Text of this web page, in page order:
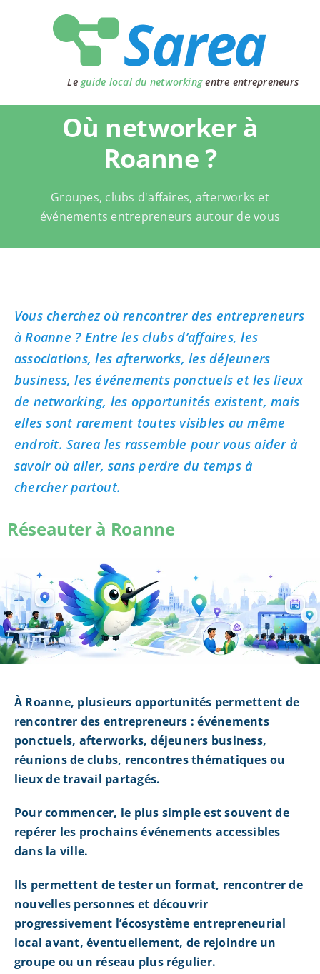
Le guide local du networkingentre entrepreneurs
Où networker à
Roanne ?
Groupes, clubs d'affaires, afterworks et
événements entrepreneurs autour de vous
Vous cherchez où rencontrer des entrepreneurs
à Roanne ? Entre les clubs d’affaires, les
associations, les afterworks, les déjeuners
business, les événements ponctuels et les lieux
de networking, les opportunités existent, mais
elles sont rarement toutes visibles au même
endroit. Sarea les rassemble pour vous aider à
savoir où aller, sans perdre du temps à
chercher partout.
Réseauter à Roanne
À Roanne, plusieurs opportunités permettent de
rencontrer des entrepreneurs : événements
ponctuels, afterworks, déjeuners business,
réunions de clubs, rencontres thématiques ou
lieux de travail partagés.
Pour commencer, le plus simple est souvent de
repérer les prochains événements accessibles
dans la ville.
Ils permettent de tester un format, rencontrer de
nouvelles personnes et découvrir
progressivement l’écosystème entrepreneurial
local avant, éventuellement, de rejoindre un
groupe ou un réseau plus régulier.